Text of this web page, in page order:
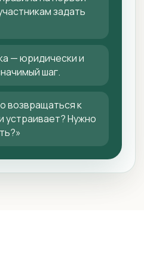
задать
— юридически и
шаг.
возвращаться к
устраивает? Нужно